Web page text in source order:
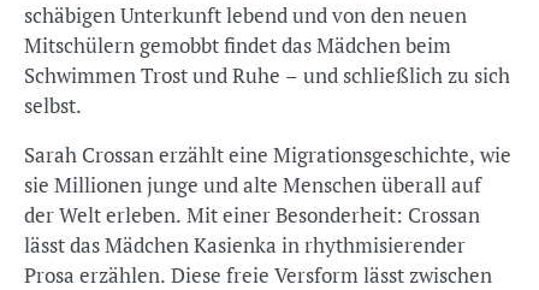
schäbigen Unterkunft lebend und von den neuen
Mitschülern gemobbt findet das Mädchen beim
Schwimmen Trost und Ruhe – und schließlich zu sich
selbst.
Sarah Crossan erzählt eine Migrationsgeschichte, wie
sie Millionen junge und alte Menschen überall auf
der Welt erleben. Mit einer Besonderheit: Crossan
lässt das Mädchen Kasienka in rhythmisierender
Prosa erzählen. Diese freie Versform lässt zwischen